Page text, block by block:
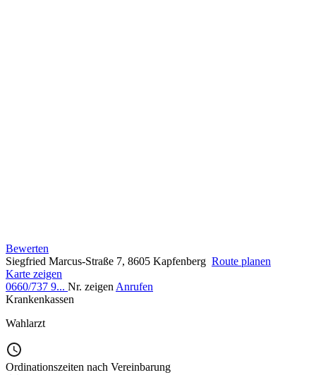
Bewerten
Siegfried Marcus-Straße 7, 8605 Kapfenberg Route planen
Karte zeigen
0660/737 9... Nr. zeigen Anrufen
Krankenkassen
Wahlarzt
Ordinationszeiten nach Vereinbarung